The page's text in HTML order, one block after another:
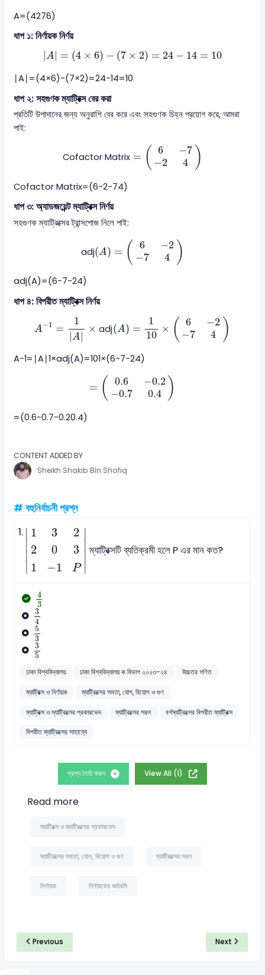
A=(4276)
ধাপ ১: নির্ণায়ক নির্ণয়
A = (4 × 6) − (7 × 2) = 24 − 14 = 10
|A| = (4 \times 6) - (7 \times 2) = 24 - 14
∣A∣ =(4×6)−(7×2)=24−14=10
ধাপ ২: সহগুণক ম্যাট্রিক্স বের করা
প্রতিটি উপাদানের জন্য অনুরাশি বের করে এবং সহগুণক চিহ্ন প্রয়োগ করে, আমরা
পাই:
Cofactor Matrix = ( 6 −7
−2 4 )
\text{Cofactor Matrix} =
Cofactor Matrix=(6−2−74)
ধাপ ৩: অ্যাডজয়েন্ট ম্যাট্রিক্স নির্ণয়
সহগুণক ম্যাট্রিক্সের ট্রান্সপোজ নিলে পাই:
adj(A) = ( 6 −2
−7 4 )
\text{adj}(A) = \begin{pmatrix}
adj(A)=(6−7−24)
ধাপ ৪: বিপরীত ম্যাট্রিক্স নির্ণয়
A−1 =
1
∣A∣
× adj(A) =
1
10
× ( 6 −2
−7 4 )
A^{-1} = \frac{1}{|A|} \times
A−1= ∣A∣1×adj(A)=101×(6−7−24)
= ( 0.6 −0.2
−0.7 0.4 )
= \begin{pmatrix} 0.6 & -0.2 \\
=(0.6−0.7−0.20.4)
CONTENT ADDED BY
Sheikh Shakib Bin Shofiq
# বহুনির্বাচনী প্রশ্ন
1.
∣
∣
1 3
2
2
0
3
1
−1 P
∣
∣
1 3 0 -1P
ম্যাট্রিক্সটি ব্যতিক্রমী হলে P এর মান কত?
4
3
4
3
4
34
5
3
5
3
5
3
ঢাকা বিশ্ববিদ্যালয় ঢাকা বিশ্ববিদ্যালয় ক বিভাগ ২০২৩-২৪
উচ্চতর গণিত
ম্যাট্রিক্স ও নির্ণায়ক
ম্যাট্রিক্সের সমতা, যোগ, বিয়োগ ও গুণ
ম্যাট্রিক্স ও ম্যাট্রিক্সের প্রকারভেদ
ম্যাট্রিক্সের সরল
বর্গম্যট্রিক্সের বিপরীত ম্যাট্রিক্স
বিপরীত ম্যাট্রিক্সের সাহায্যে
প্রশ্ন তৈরি করুন View All (1)
Read more
ম্যাট্রিক্স ও ম্যাট্রিক্সের প্রকারভেদ
ম্যাট্রিক্সের সমতা, যোগ, বিয়োগ ও গুণ ম্যাট্রিক্সের সরল
নির্ণায়ক নির্ণায়কের ধর্মাবলি
Previous Next